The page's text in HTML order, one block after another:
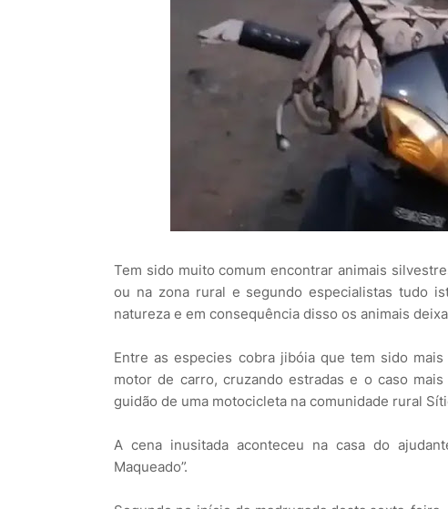
Tem sido muito comum encontrar animais
ou na zona rural e segundo especialistas tudo
natureza e em consequência disso os animais
Entre as especies cobra jibóia que tem sido
motor de carro, cruzando estradas e o caso
guidão de uma motocicleta na comunidade rural
A cena inusitada aconteceu na casa do
Maqueado”.